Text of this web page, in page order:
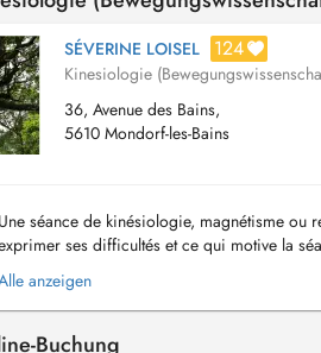
SÉVERINE LOISEL 124
Kinesiologie
36, Avenue des Bains,
5610 Mondorf-les-Bains
Une séance de kinésiologie, magnétisme ou
ses difficultés et ce qui motive la
fait pour constater ensemble comment se ...
anzeigen
Buchung